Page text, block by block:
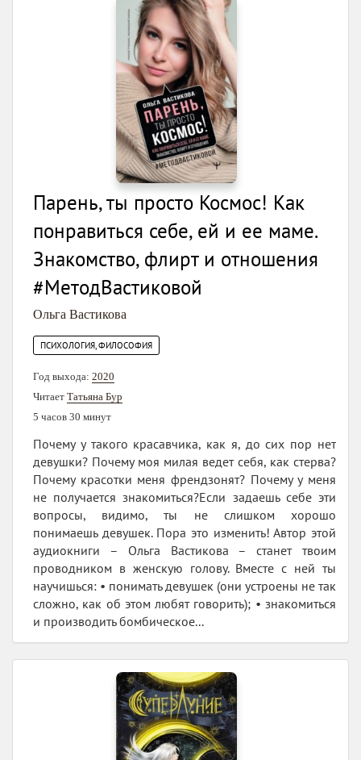
Парень, ты просто Космос! Как
понравиться себе, ей и ее маме.
Знакомство, флирт и отношения
#МетодВастиковой
Ольга Вастикова
ПСИХОЛОГИЯ, ФИЛОСОФИЯ
Год выхода: 2020
Читает Татьяна Бур
5 часов 30 минут
Почему у такого красавчика, как я, до сих пор нет
девушки? Почему моя милая ведет себя, как стерва?
Почему красотки меня френдзонят? Почему у меня
не получается знакомиться?Если задаешь себе эти
вопросы, видимо, ты не слишком хорошо
понимаешь девушек. Пора это изменить! Автор этой
аудиокниги – Ольга Вастикова – станет твоим
проводником в женскую голову. Вместе с ней ты
научишься: • понимать девушек (они устроены не так
сложно, как об этом любят говорить); • знакомиться
и производить бомбическое...